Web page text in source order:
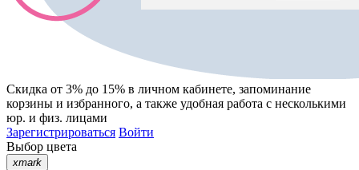
Скидка от 3% до 15% в личном кабинете, запоминание
корзины и избранного, а также удобная работа с несколькими
юр. и физ. лицами
Зарегистрироваться Войти
Выбор цвета
xmark